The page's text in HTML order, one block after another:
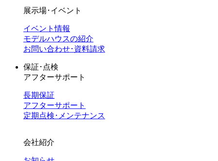
展示場･イベント
イベント情報
モデルハウスの紹介
お問い合わせ･資料請求
保証･点検
アフターサポート
長期保証
アフターサポート
定期点検･メンテナンス
会社紹介